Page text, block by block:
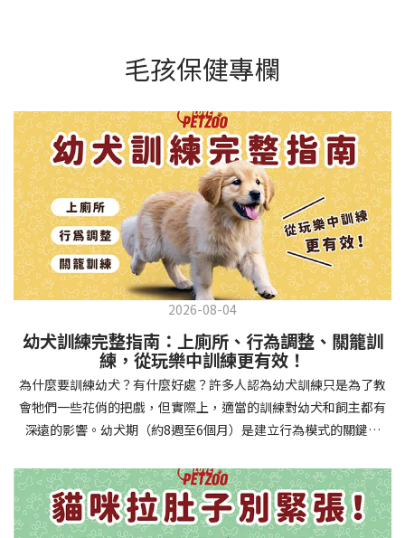
毛孩保健專欄
2026-08-04
幼犬訓練完整指南：上廁所、行為調整、關籠訓
練，從玩樂中訓練更有效！
為什麼要訓練幼犬？有什麼好處？許多人認為幼犬訓練只是為了教
會牠們一些花俏的把戲，但實際上，適當的訓練對幼犬和飼主都有
深遠的影響。幼犬期（約8週至6個月）是建立行為模式的關鍵時
的行為問題，並建立人犬間的健康關係。 建立安全健康的生活環境
透過基礎訓練，幼犬能學會家居規則，避免危險行為和破壞家具。
像是「不」和「放下」等指令可以阻止幼犬咬電線或誤食有害物